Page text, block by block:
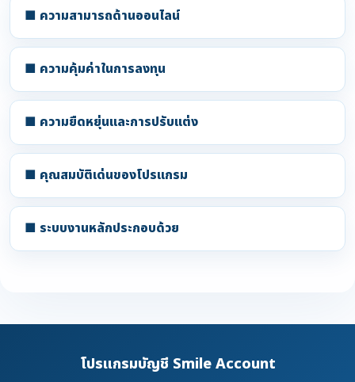
■ ความสามารถด้านออนไลน์
■ ความคุ้มค่าในการลงทุน
■ ความยืดหยุ่นและการปรับแต่ง
■ คุณสมบัติเด่นของโปรแกรม
■ ระบบงานหลักประกอบด้วย
โปรแกรมบัญชี Smile Account